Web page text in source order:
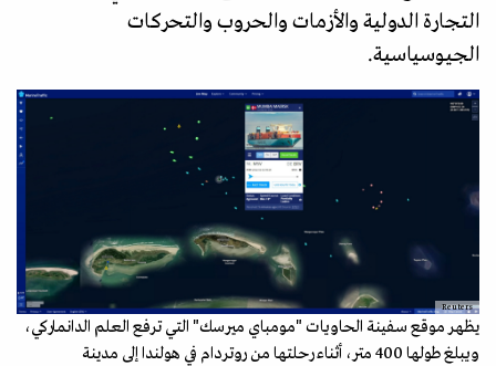
التجارة الدولية والأزمات والحروب والتحركات
الجيوسياسية.
Reuters
يظهر موقع سفينة الحاويات "مومباي ميرسك" التي ترفع العلم الدانماركي،
ويبلغ طولها 400 متر، أثناء رحلتها من روتردام في هولندا إلى مدينة